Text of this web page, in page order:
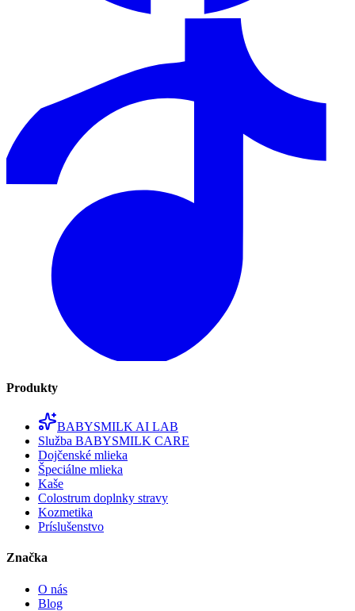
Produkty
BABYSMILK AI LAB
Služba BABYSMILK CARE
Dojčenské mlieka
Špeciálne mlieka
Kaše
Colostrum doplnky stravy
Kozmetika
Príslušenstvo
Značka
O nás
Blog